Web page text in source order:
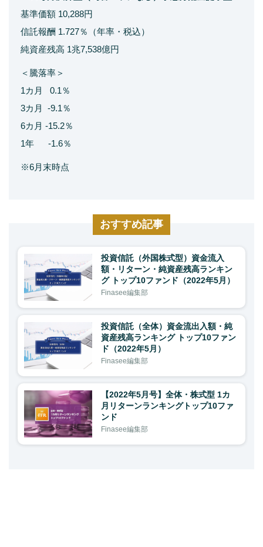
基準価額 10,288円
信託報酬 1.727％（年率・税込）
純資産残高 1兆7,538億円
＜騰落率＞
1カ月 0.1％
3カ月 -9.1％
6カ月 -15.2％
1年 -1.6％
※6月末時点
おすすめ記事
投資信託（外国株式型）資金流入
額・リターン・純資産残高ランキン
グ トップ10ファンド（2022年5月）
Finasee編集部
投資信託（全体）資金流出入額・純
資産残高ランキング トップ10ファン
ド（2022年5月）
Finasee編集部
【2022年5月号】全体・株式型 1カ
月リターンランキングトップ10ファ
ンド
Finasee編集部